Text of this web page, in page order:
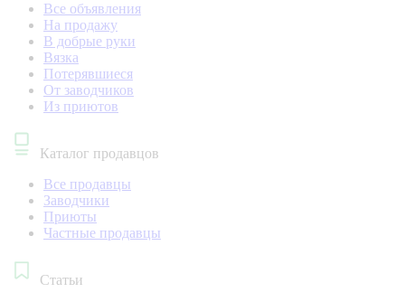
Все объявления
На продажу
В добрые руки
Вязка
Потерявшиеся
От заводчиков
Из приютов
Каталог продавцов
Все продавцы
Заводчики
Приюты
Частные продавцы
Статьи